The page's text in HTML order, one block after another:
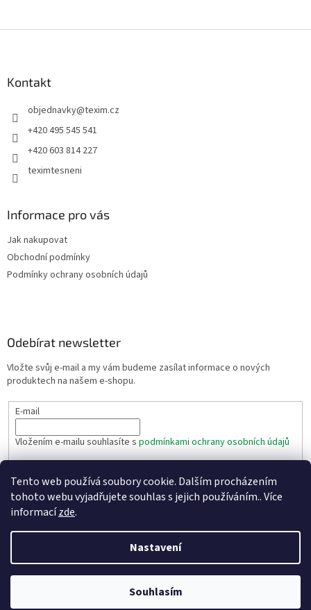
Tento web používá soubory cookie. Dalším procházením
tohoto webu vyjadřujete souhlas s jejich používáním.. Více
informacízde.
Nastavení
Souhlasím
Kontakt
objednavky@texim.cz
+420 495 545 541
+420 603 814 227
teximtesneni
Informace pro vás
Jak nakupovat
Obchodní podmínky
Podmínky ochrany osobních údajů
Odebírat newsletter
Vložte svůj e-mail a my vám budeme zasílat informace o nových
produktech na našem e-shopu.
E-mail
Vložením e-mailu souhlasíte s podmínkami ochrany osobních údajů
PŘIHLÁSIT SE
Vytvořil Shoptet
Copyright 2026Eshop těsnění - Texim s.r.o.. Všechna práva
vyhrazena.